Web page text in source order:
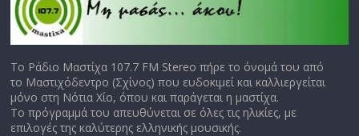
Το Ράδιο Μαστίχα 107.7 FM Stereo πήρε το όνομά του από
το Μαστιχόδεντρο (Σχίνος) που ευδοκιμεί και καλλιεργείται
μόνο στη Νότια Χίο, όπου και παράγεται η μαστίχα.
Το πρόγραμμά του απευθύνεται σε όλες τις ηλικίες, με
επιλογές της καλύτερης ελληνικής μουσικής.